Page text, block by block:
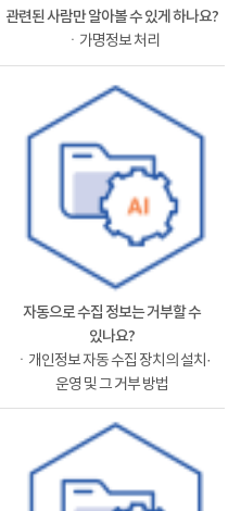
관련된 사람만 알아볼 수 있게 하나요?
ㆍ가명정보 처리
자동으로 수집 정보는 거부할 수
있나요?
ㆍ개인정보 자동 수집 장치의 설치·
운영 및 그 거부 방법